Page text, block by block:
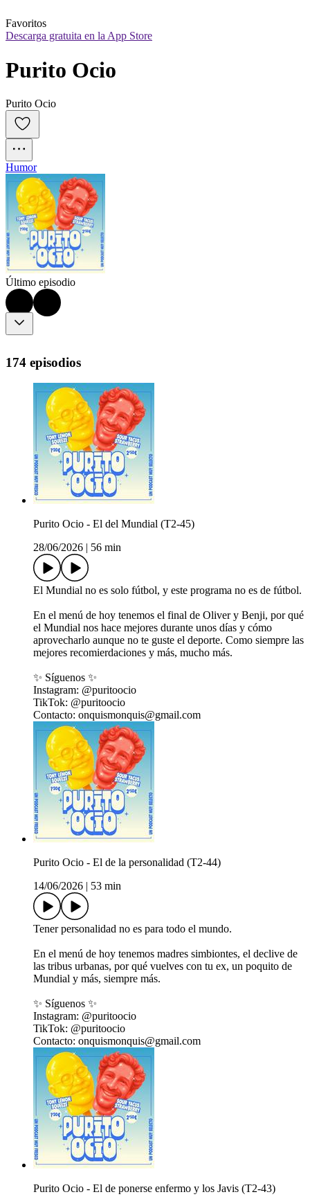
Favoritos
Descarga gratuita en la App Store
Purito Ocio
Purito Ocio
Humor
Último episodio
174 episodios
Purito Ocio - El del Mundial (T2-45)
28/06/2026
56 min
El Mundial no es solo fútbol, y este programa no es de fútbol.
En el menú de hoy tenemos el final de Oliver y Benji, por qué
el Mundial nos hace mejores durante unos días y cómo
aprovecharlo aunque no te guste el deporte. Como siempre las
mejores recomierdaciones y más, mucho más.
✨ Síguenos ✨
Instagram: @puritoocio
TikTok: @puritoocio
Contacto: onquismonquis@gmail.com
Purito Ocio - El de la personalidad (T2-44)
14/06/2026
53 min
Tener personalidad no es para todo el mundo.
En el menú de hoy tenemos madres simbiontes, el declive de
las tribus urbanas, por qué vuelves con tu ex, un poquito de
Mundial y más, siempre más.
✨ Síguenos ✨
Instagram: @puritoocio
TikTok: @puritoocio
Contacto: onquismonquis@gmail.com
Purito Ocio - El de ponerse enfermo y los Javis (T2-43)